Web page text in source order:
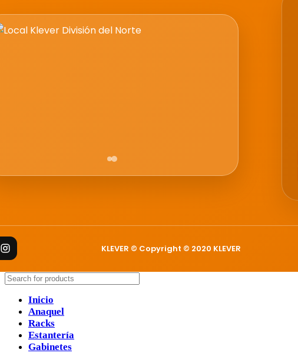
KLEVER © Copyright © 2020 KLEVER
Inicio
Anaquel
Racks
Estantería
Gabinetes